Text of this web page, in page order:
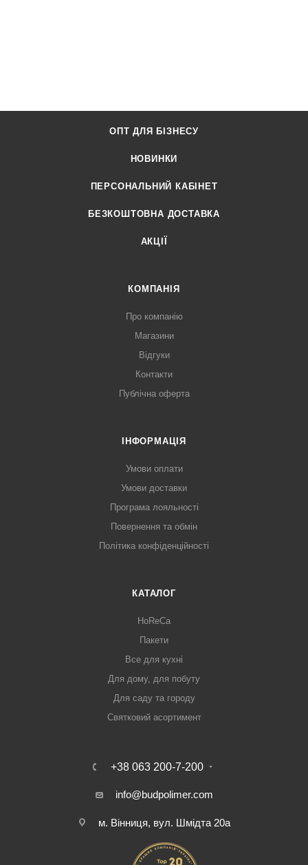
ОПТ ДЛЯ БІЗНЕСУ
НОВИНКИ
ПЕРСОНАЛЬНИЙ КАБІНЕТ
БЕЗКОШТОВНА ДОСТАВКА
АКЦІЇ
КОМПАНІЯ
Про компанію
Магазини
Відгуки
Контакти
Публічна оферта
ІНФОРМАЦІЯ
Умови оплати
Умови доставки
Програма лояльності
Повернення та обмін
Політика конфіденційності
КАТАЛОГ
HoReCa
Пакети
Все для кухні
Для дому, для побуту
Для саду та городу
Святковий асортимент
+38 063 200-7-200
info@budpolimer.com
м. Вінниця, вул. Шмідта 20а